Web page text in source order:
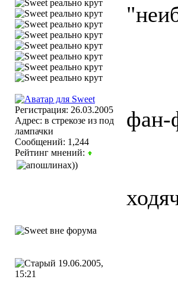
Регистрация: 26.03.2005
Адрес: в стрекозе из под
лампачки
Сообщений: 1,244
Рейтинг мнений:
фан-
19.06.2005,
15:21